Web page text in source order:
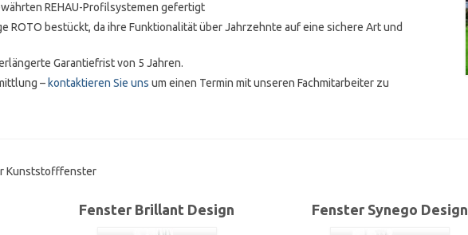
REHAU-Profilsystemen gefertigt
ROTO bestückt, da ihre Funktionalität über Jahrzehnte auf eine sichere Art und
Garantiefrist von 5 Jahren.
– kontaktieren Sie uns um einen Termin mit unseren Fachmitarbeiter zu
Kunststofffenster
Fenster Brillant Design Fenster Synego Design